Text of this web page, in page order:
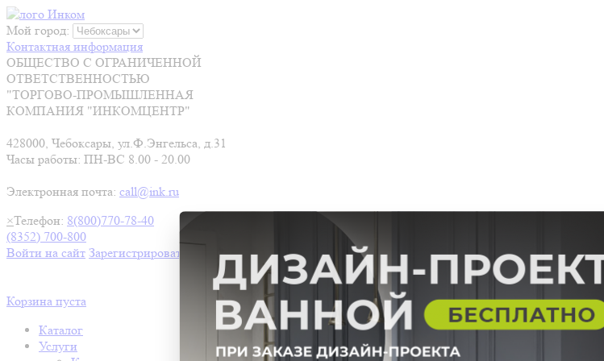
Мой город:
Контактная информация
ОБЩЕСТВО С ОГРАНИЧЕННОЙ
ОТВЕТСТВЕННОСТЬЮ
"ТОРГОВО-ПРОМЫШЛЕННАЯ
КОМПАНИЯ "ИНКОМЦЕНТР"
428000, Чебоксары, ул.Ф.Энгельса, д.31
Часы работы: ПН-ВС 8.00 - 20.00
Электронная почта: call@ink.ru
×Телефон: 8(800)770-78-40
(8352) 700-800
Войти на сайт Зарегистрироваться
Корзина пуста
Каталог
Услуги